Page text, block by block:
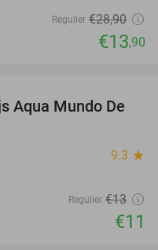
Regulier €28,90
€13,90
15%
Aqua Mundo De
9.3 star
Regulier €13
€11